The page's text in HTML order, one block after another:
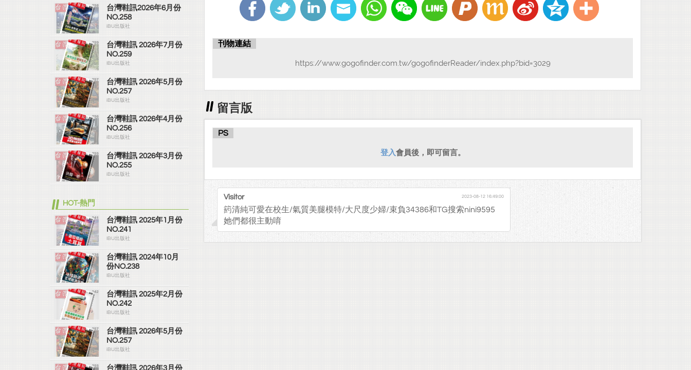
刊物連結
https://www.gogofinder.com.tw/gogofinderReader/index.php?bid=3029
留言版
PS
登入會員後，即可留言。
Visitor 2023-08-12 16:49:00
箹清純可愛在校生/氣質美腿模特/大尺度少婦/束負34386和TG搜索nini9595
她們都很主動唷
台灣鞋訊2026年6月份
NO.258
iBU出版社
台灣鞋訊 2026年7月份
NO.259
IBU出版社
台灣鞋訊 2026年5月份
NO.257
iBU出版社
台灣鞋訊 2026年4月份
NO.256
iBU出版社
台灣鞋訊 2026年3月份
NO.255
iBU出版社
HOT-熱門
台灣鞋訊 2025年1月份
NO.241
IBU出版社
台灣鞋訊 2024年10月
份NO.238
IBU出版社
台灣鞋訊 2025年2月份
NO.242
IBU出版社
台灣鞋訊 2026年5月份
NO.257
iBU出版社
台灣鞋訊 2026年3月份